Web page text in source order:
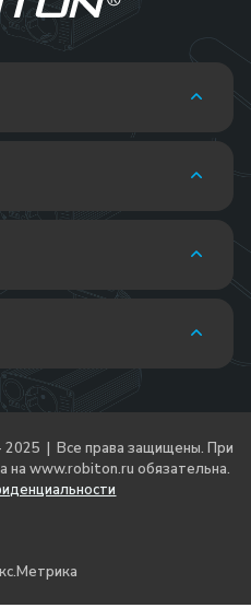
2025 | Все права защищены. При
на www.robiton.ru обязательна.